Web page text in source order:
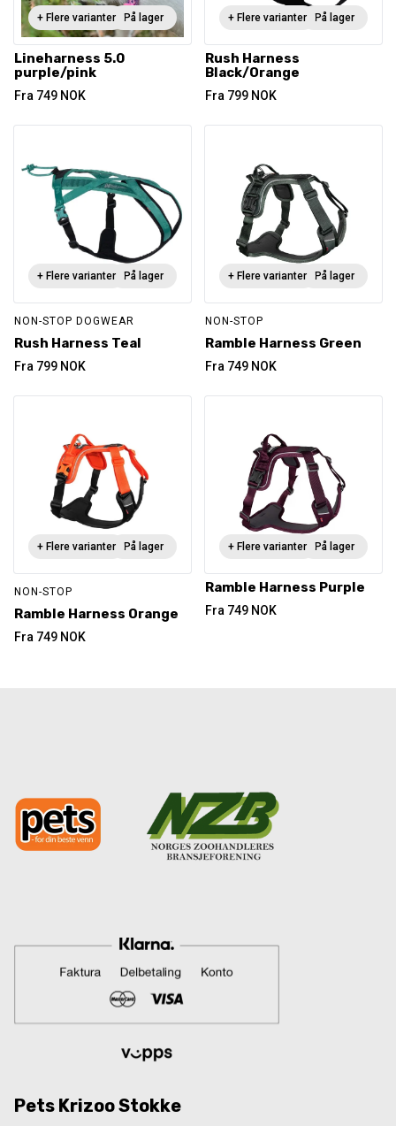
På lager
+ Flere varianter
Lineharness 5.0
purple/pink
Fra 749 NOK
På lager
+ Flere varianter
Rush Harness
Black/Orange
Fra 799 NOK
På lager
+ Flere varianter
NON-STOP DOGWEAR
Rush Harness Teal
Fra 799 NOK
På lager
+ Flere varianter
NON-STOP
Ramble Harness Green
Fra 749 NOK
På lager
+ Flere varianter
NON-STOP
Ramble Harness Orange
Fra 749 NOK
På lager
+ Flere varianter
Ramble Harness Purple
Fra 749 NOK
Pets Krizoo Stokke